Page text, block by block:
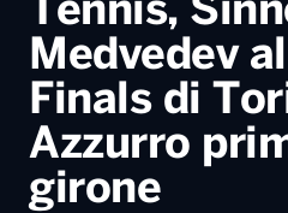
Tennis,
Medvedev
Finals di
Azzurro
girone